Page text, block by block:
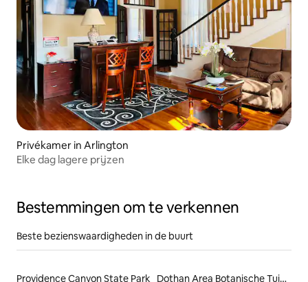
Privékamer in Arlington
Elke dag lagere prijzen
Bestemmingen om te verkennen
Beste bezienswaardigheden in de buurt
Providence Canyon State Park Dothan Area Botanische Tuinen